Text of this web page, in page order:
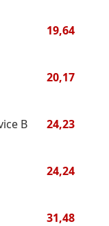
19,64
20,17
B 24,23
24,24
31,48